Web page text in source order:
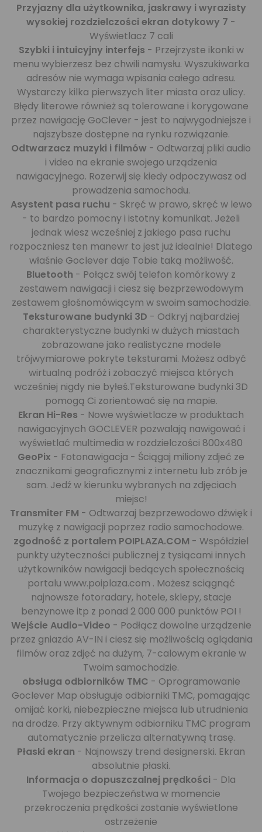
Przyjazny dla użytkownika, jaskrawy i wyrazisty
wysokiej rozdzielczości ekran dotykowy 7 -
Wyświetlacz 7 cali
Szybki i intuicyjny interfejs - Przejrzyste ikonki w
menu wybierzesz bez chwili namysłu. Wyszukiwarka
adresów nie wymaga wpisania całego adresu.
Wystarczy kilka pierwszych liter miasta oraz ulicy.
Błędy literowe również są tolerowane i korygowane
przez nawigację GoClever - jest to najwygodniejsze i
najszybsze dostępne na rynku rozwiązanie.
Odtwarzacz muzyki i filmów - Odtwarzaj pliki audio
i video na ekranie swojego urządzenia
nawigacyjnego. Rozerwij się kiedy odpoczywasz od
prowadzenia samochodu.
Asystent pasa ruchu - Skręć w prawo, skręć w lewo
- to bardzo pomocny i istotny komunikat. Jeżeli
jednak wiesz wcześniej z jakiego pasa ruchu
rozpoczniesz ten manewr to jest już idealnie! Dlatego
właśnie Goclever daje Tobie taką możliwość.
Bluetooth - Połącz swój telefon komórkowy z
zestawem nawigacji i ciesz się bezprzewodowym
zestawem głośnomówiącym w swoim samochodzie.
Teksturowane budynki 3D - Odkryj najbardziej
charakterystyczne budynki w dużych miastach
zobrazowane jako realistyczne modele
trójwymiarowe pokryte teksturami. Możesz odbyć
wirtualną podróż i zobaczyć miejsca których
wcześniej nigdy nie byłeś.Teksturowane budynki 3D
pomogą Ci zorientować się na mapie.
Ekran Hi-Res - Nowe wyświetlacze w produktach
nawigacyjnych GOCLEVER pozwalają nawigować i
wyświetlać multimedia w rozdzielczości 800x480
GeoPix - Fotonawigacja - Ściągaj miliony zdjeć ze
znacznikami geograficznymi z internetu lub zrób je
sam. Jedź w kierunku wybranych na zdjęciach
miejsc!
Transmiter FM - Odtwarzaj bezprzewodowo dźwięk i
muzykę z nawigacji poprzez radio samochodowe.
zgodność z portalem POIPLAZA.COM - Współdziel
punkty użyteczności publicznej z tysiącami innych
użytkowników nawigacji bedących społecznością
portalu www.poiplaza.com . Możesz sciągnąć
najnowsze fotoradary, hotele, sklepy, stacje
benzynowe itp z ponad 2 000 000 punktów POI !
Wejście Audio-Video - Podłącz dowolne urządzenie
przez gniazdo AV-IN i ciesz się możliwością oglądania
filmów oraz zdjęć na dużym, 7-calowym ekranie w
Twoim samochodzie.
obsługa odbiorników TMC - Oprogramowanie
Goclever Map obsługuje odbiorniki TMC, pomagając
omijać korki, niebezpieczne miejsca lub utrudnienia
na drodze. Przy aktywnym odbiorniku TMC program
automatycznie przelicza alternatywną trasę.
Płaski ekran - Najnowszy trend designerski. Ekran
absolutnie płaski.
Informacja o dopuszczalnej prędkości - Dla
Twojego bezpieczeństwa w momencie
przekroczenia prędkości zostanie wyświetlone
ostrzeżenie